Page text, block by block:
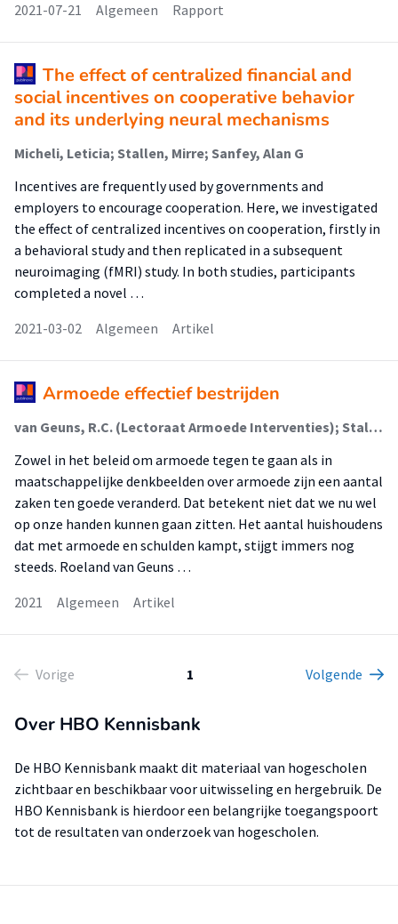
2021-07-21
Algemeen Rapport
The effect of centralized financial and
social incentives on cooperative behavior
and its underlying neural mechanisms
Micheli, Leticia; Stallen, Mirre; Sanfey, Alan G
Incentives are frequently used by governments and
employers to encourage cooperation. Here, we investigated
the effect of centralized incentives on cooperation, firstly in
a behavioral study and then replicated in a subsequent
neuroimaging (fMRI) study. In both studies, participants
completed a novel …
2021-03-02
Algemeen Artikel
Armoede effectief bestrijden
van Geuns, R.C. (Lectoraat Armoede Interventies); Stallen, Mirre (Lectoraat Armoede Interventies)
Zowel in het beleid om armoede tegen te gaan als in
maatschappelijke denkbeelden over armoede zijn een aantal
zaken ten goede veranderd. Dat betekent niet dat we nu wel
op onze handen kunnen gaan zitten. Het aantal huishoudens
dat met armoede en schulden kampt, stijgt immers nog
steeds. Roeland van Geuns …
2021
Algemeen Artikel
Vorige 1 Volgende
Over HBO Kennisbank
De HBO Kennisbank maakt dit materiaal van hogescholen
zichtbaar en beschikbaar voor uitwisseling en hergebruik. De
HBO Kennisbank is hierdoor een belangrijke toegangspoort
tot de resultaten van onderzoek van hogescholen.